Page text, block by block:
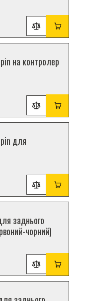
на контролер
для
заднього
чорний)